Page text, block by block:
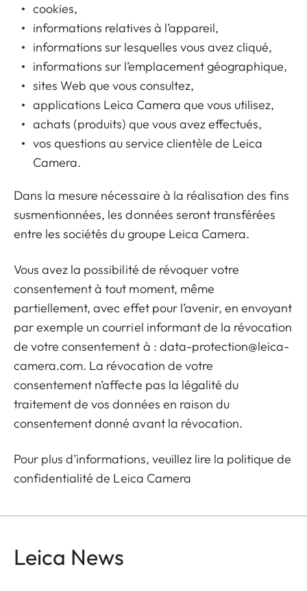
cookies,
informations relatives à l’appareil,
informations sur lesquelles vous avez cliqué,
informations sur l’emplacement géographique,
sites Web que vous consultez,
applications Leica Camera que vous utilisez,
achats (produits) que vous avez effectués,
vos questions au service clientèle de Leica
Camera.
Dans la mesure nécessaire à la réalisation des fins
susmentionnées, les données seront transférées
entre les sociétés dugroupe Leica Camera.
Vous avez la possibilité de révoquer votre
consentement à tout moment, même
partiellement, avec effet pour l’avenir, en envoyant
par exemple un courriel informant de la révocation
de votre consentement à : data-protection@leica-
camera.com. La révocation de votre
consentement n’affecte pas la légalité du
traitement de vos données en raison du
consentement donné avant la révocation.
Pour plus d’informations, veuillez lire la politique de
confidentialité de Leica Camera
Leica News